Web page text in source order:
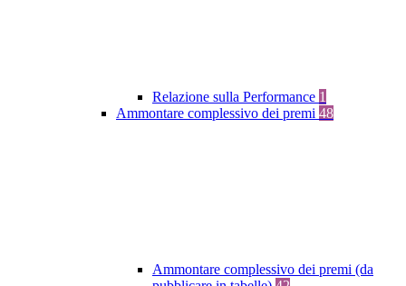
Relazione sulla Performance 1
Ammontare complessivo dei premi 48
Ammontare complessivo dei premi (da